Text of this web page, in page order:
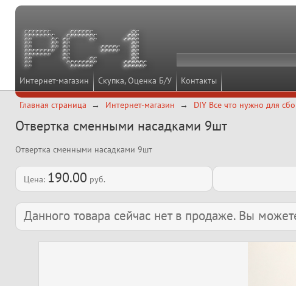
Интернет-магазин Скупка, Оценка Б/У Контакты
Главная страница Интернет-магазин DIY Все что нужно для
Отвертка сменными насадками 9шт
Отвертка сменными насадками 9шт
Цена: 190.00 руб.
Данного товара сейчас нет в продаже. Вы